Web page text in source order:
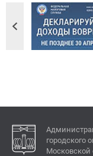
городского
Московской